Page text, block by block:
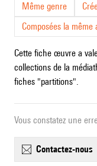
Même genre
Composées la même
Cette fiche œuvre a
collections de la
fiches "partitions".
Vous constatez une
contactez-nous